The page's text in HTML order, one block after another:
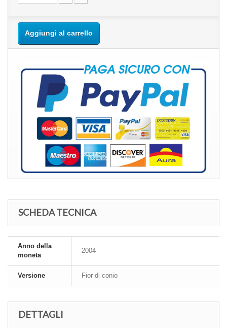
Aggiungi al carrello
SCHEDA TECNICA
Anno della
moneta
2004
Versione Fior di conio
DETTAGLI